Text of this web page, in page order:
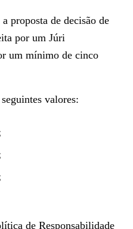
proposta de decisão de
por um Júri
um mínimo de cinco
valores:
de Responsabilidade